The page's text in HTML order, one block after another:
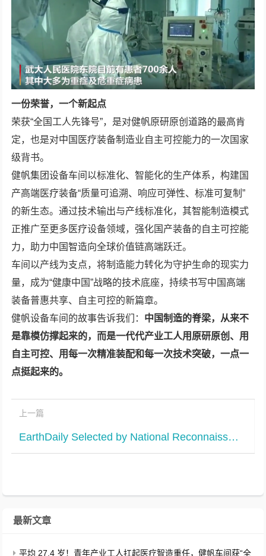
一份荣誉，一个新起点
荣获“全国工人先锋号”，是对健帆原研原创道路的最高肯
定，也是对中国医疗装备制造业自主可控能力的一次国家
级背书。
健帆集团设备车间以标准化、智能化的生产体系，构建国
产高端医疗装备“质量可追溯、响应可弹性、标准可复制”
的新生态。通过技术输出与产线标准化，其智能制造模式
正推广至更多医疗设备领域，强化国产装备的自主可控能
力，助力中国智造向全球价值链高端跃迁。
车间以产线为支点，将制造能力转化为守护生命的现实力
量，成为“健康中国”战略的技术底座，持续书写中国高端
装备普惠共享、自主可控的新篇章。
健帆设备车间的故事告诉我们： 中国制造的脊梁，从来不
是靠模仿撑起来的，而是一代代产业工人用原研原创、用
自主可控、用每一次精准装配和每一次技术突破，一点一
点挺起来的。
上一篇
EarthDaily Selected by National Reconnaissance Office (NRO) for Commercial Optical Earth Observation
最新文章
平均 27.4 岁！青年产业工人扛起医疗智造重任，健帆车间获“全